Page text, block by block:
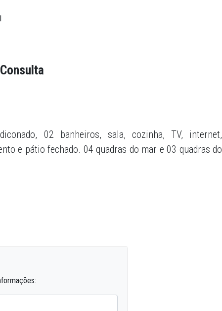
02 banheiros, sala, cozinha, TV, internet,
e pátio fechado. 04 quadras do mar e 03 quadras do